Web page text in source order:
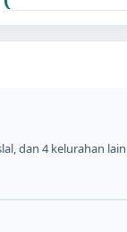
dan 4 kelurahan